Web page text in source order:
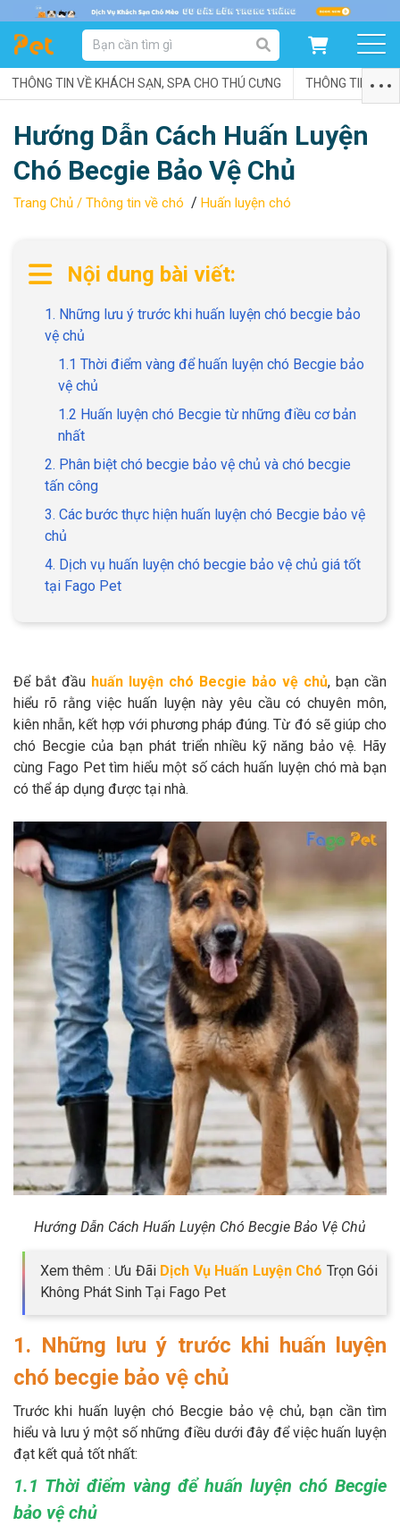
DANH MỤC SẢN PHẨM
SẢN PHẨM DÀNH CHO MÈO SẢN PHẨM DÀNH CHO CHÓ
SẨN PHẨM THEO THƯƠNG HIỆU
GIỚI THIỆU
Khách sạn chó mèo
Dịch vụ cắt tỉa lông chó
Dịch vụ mua bán chó
mèo
Dịch vụ phối giống chó
mèo
TIN TỨC
Thông tin về khách sạn,
spa cho thú cưng
Thông tin về mèo
CHÍNH SÁCH
Chính sách mua hàng Chính sách vận chuyển
Chính sách bảo hành Chính sách bảo mật
Chính sách đổi trả
LIÊN HỆ
TỔNG ĐÀI TƯ VẤN
0929894774
THÔNG TIN VỀ KHÁCH SẠN, SPA CHO THÚ CƯNG THÔNG TIN VỀ
Hướng Dẫn Cách Huấn Luyện
Chó Becgie Bảo Vệ Chủ
Trang Chủ / Thông tin về chó / Huấn luyện chó
Nội dung bài viết:
1. Những lưu ý trước khi huấn luyện chó becgie bảo
vệ chủ
1.1 Thời điểm vàng để huấn luyện chó Becgie bảo
vệ chủ
1.2 Huấn luyện chó Becgie từ những điều cơ bản
nhất
2. Phân biệt chó becgie bảo vệ chủ và chó becgie
tấn công
3. Các bước thực hiện huấn luyện chó Becgie bảo vệ
chủ
4. Dịch vụ huấn luyện chó becgie bảo vệ chủ giá tốt
tại Fago Pet
Để bắt đầu huấn luyện chó Becgie bảo vệ chủ, bạn cần
hiểu rõ rằng việc huấn luyện này yêu cầu có chuyên môn,
kiên nhẫn, kết hợp với phương pháp đúng. Từ đó sẽ giúp cho
chó Becgie của bạn phát triển nhiều kỹ năng bảo vệ. Hãy
cùng Fago Pet tìm hiểu một số cách huấn luyện chó mà bạn
có thể áp dụng được tại nhà.
Hướng Dẫn Cách Huấn Luyện Chó Becgie Bảo Vệ Chủ
Xem thêm : Ưu Đãi Dịch Vụ Huấn Luyện Chó Trọn Gói
Không Phát Sinh Tại Fago Pet
1. Những lưu ý trước khi huấn luyện
chó becgie bảo vệ chủ
Trước khi huấn luyện chó Becgie bảo vệ chủ, bạn cần tìm
hiểu và lưu ý một số những điều dưới đây để việc huấn luyện
đạt kết quả tốt nhất:
1.1 Thời điểm vàng để huấn luyện chó Becgie
bảo vệ chủ